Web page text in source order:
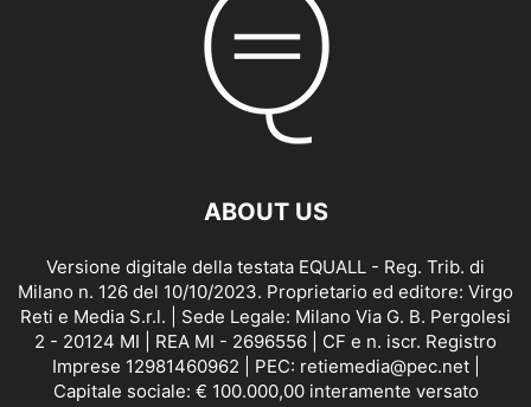
ABOUT US
Versione digitale della testata EQUALL - Reg. Trib. di
Milano n. 126 del 10/10/2023. Proprietario ed editore: Virgo
Reti e Media S.r.l. | Sede Legale: Milano Via G. B. Pergolesi
2 - 20124 MI | REA MI - 2696556 | CF e n. iscr. Registro
Imprese 12981460962 | PEC: retiemedia@pec.net |
Capitale sociale: € 100.000,00 interamente versato